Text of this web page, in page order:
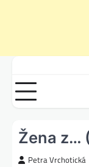
content
Žena z…
Petra Vrchotická